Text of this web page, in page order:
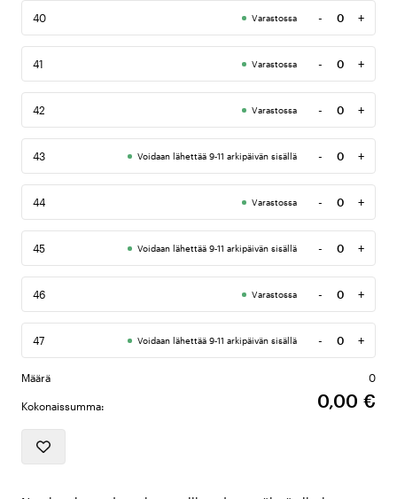
40 Varastossa -
Määrä
+
41 Varastossa -
Määrä
+
42 Varastossa -
Määrä
+
43 Voidaan lähettää 9-11 arkipäivän sisällä -
Määrä
+
44 Varastossa -
Määrä
+
45 Voidaan lähettää 9-11 arkipäivän sisällä -
Määrä
+
46 Varastossa -
Määrä
+
47 Voidaan lähettää 9-11 arkipäivän sisällä -
Määrä
+
Määrä 0
Kokonaissumma: 0,00 €